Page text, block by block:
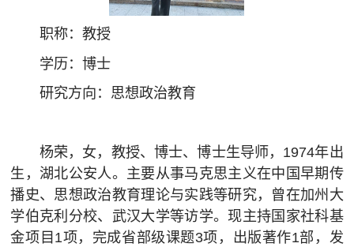
职称：教授
学历：博士
研究方向： 思想政治教育
杨荣，女，教授、博士、博士生导师，1974年出
生，湖北公安人。主要从事马克思主义在中国早期传
播史、思想政治教育理论与实践等研究，曾在加州大
学伯克利分校、武汉大学等访学。现主持国家社科基
金项目1项，完成省部级课题3项，出版著作1部，发